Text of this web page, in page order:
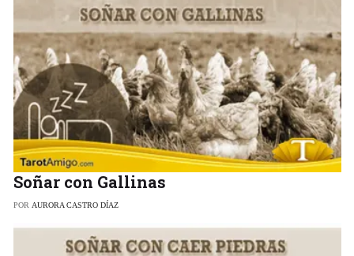
Soñar con Gallinas
POR AURORA CASTRO DÍAZ